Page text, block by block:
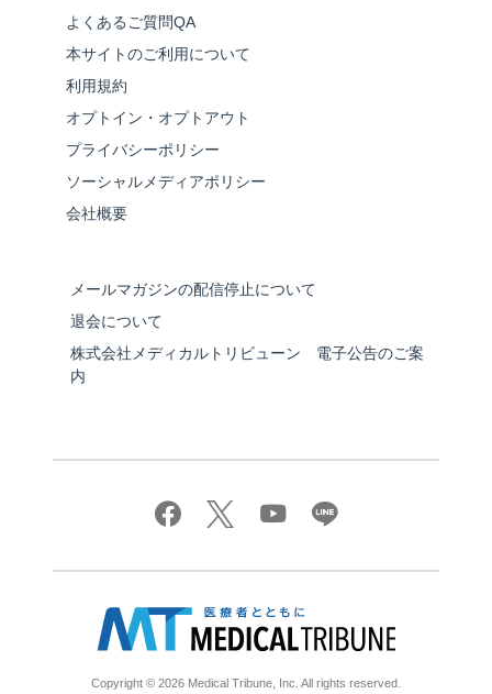
よくあるご質問QA
本サイトのご利用について
利用規約
オプトイン・オプトアウト
プライバシーポリシー
ソーシャルメディアポリシー
会社概要
メールマガジンの配信停止について
退会について
株式会社メディカルトリビューン 電子公告のご案
内
Copyright © 2026 Medical Tribune, Inc. All rights reserved.